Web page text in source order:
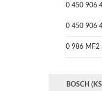
0 450 906
0 450 906
0 986 MF2
BOSCH